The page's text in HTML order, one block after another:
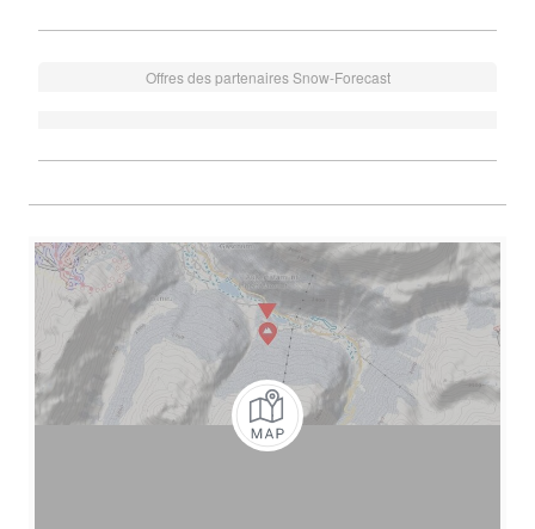
Offres des partenaires Snow-Forecast